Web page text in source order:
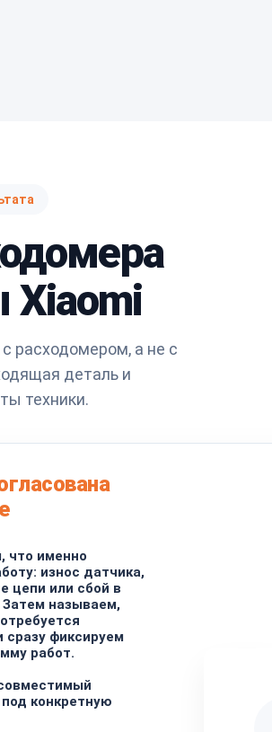
расходомером, а не с
деталь и
техники.
что именно
износ датчика,
цепи или сбой в
Затем называем,
сразу фиксируем
работ.
конкретную